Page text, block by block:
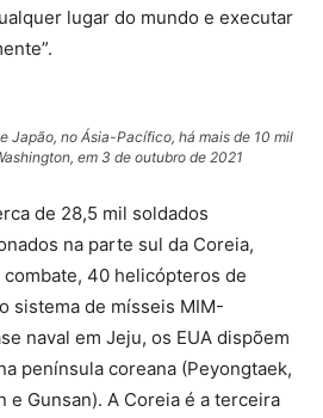
lugar do mundo e executar
Japão, no Ásia-Pacífico, há mais de 10 mil
em 3 de outubro de 2021
de 28,5 mil soldados
na parte sul da Coreia,
40 helicópteros de
sistema de mísseis MIM-
naval em Jeju, os EUA dispõem
península coreana (Peyongtaek,
e Gunsan). A Coreia é a terceira